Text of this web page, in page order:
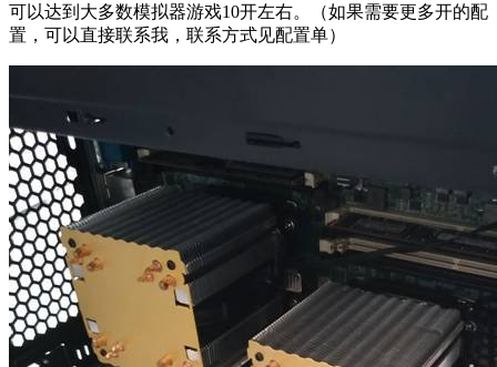
可以达到大多数模拟器游戏10开左右。（如果需要更多开的配
置，可以直接联系我，联系方式见配置单）